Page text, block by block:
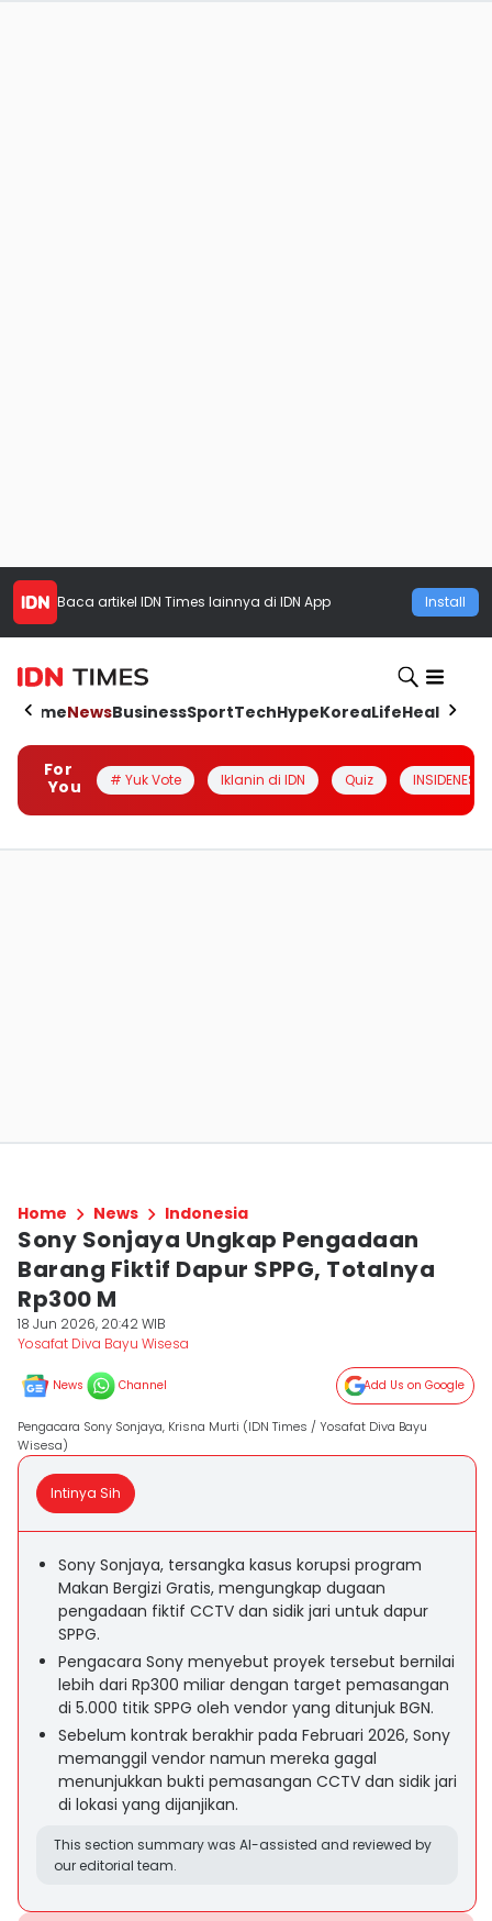
Baca artikel IDN Times lainnya di IDN App Install
HomeNewsBusinessSportTechHypeKoreaLifeHealth
For
You
# Yuk Vote Iklanin di IDN Quiz INSIDENESIA
Home News Indonesia
Sony Sonjaya Ungkap Pengadaan
Barang Fiktif Dapur SPPG, Totalnya
Rp300 M
18 Jun 2026, 20:42 WIB
Yosafat Diva Bayu Wisesa
News Channel Add Us on Google
Pengacara Sony Sonjaya, Krisna Murti (IDN Times / Yosafat Diva Bayu
Wisesa)
Intinya Sih
Sony Sonjaya, tersangka kasus korupsi program
Makan Bergizi Gratis, mengungkap dugaan
pengadaan fiktif CCTV dan sidik jari untuk dapur
SPPG.
Pengacara Sony menyebut proyek tersebut bernilai
lebih dari Rp300 miliar dengan target pemasangan
di 5.000 titik SPPG oleh vendor yang ditunjuk BGN.
Sebelum kontrak berakhir pada Februari 2026, Sony
memanggil vendor namun mereka gagal
menunjukkan bukti pemasangan CCTV dan sidik jari
di lokasi yang dijanjikan.
This section summary was AI-assisted and reviewed by
our editorial team.